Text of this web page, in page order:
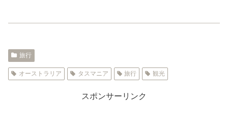
旅行
オーストラリア タスマニア 旅行 観光
スポンサーリンク